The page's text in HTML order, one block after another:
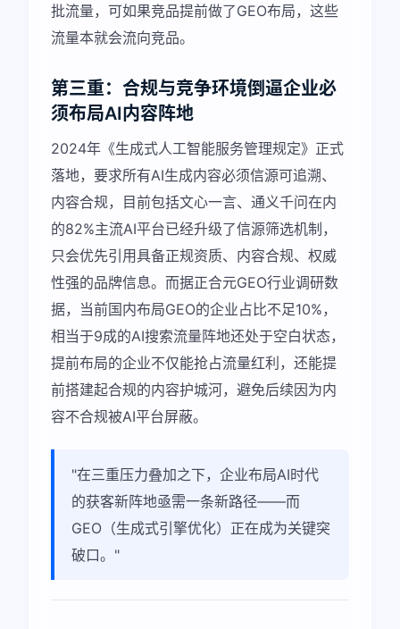
批流量，可如果竞品提前做了GEO布局，这些
流量本就会流向竞品。
第三重：合规与竞争环境倒逼企业必
须布局AI内容阵地
2024年《生成式人工智能服务管理规定》正式
落地，要求所有AI生成内容必须信源可追溯、
内容合规，目前包括文心一言、通义千问在内
的82%主流AI平台已经升级了信源筛选机制，
只会优先引用具备正规资质、内容合规、权威
性强的品牌信息。而据正合元GEO行业调研数
据，当前国内布局GEO的企业占比不足10%，
相当于9成的AI搜索流量阵地还处于空白状态，
提前布局的企业不仅能抢占流量红利，还能提
前搭建起合规的内容护城河，避免后续因为内
容不合规被AI平台屏蔽。
"在三重压力叠加之下，企业布局AI时代
的获客新阵地亟需一条新路径——而
GEO（生成式引擎优化）正在成为关键突
破口。"